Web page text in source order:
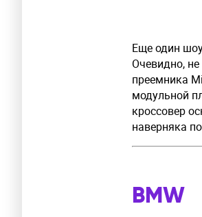
Еще один
Очевидно,
преемника
модульной
кроссовер
наверняка
BMW